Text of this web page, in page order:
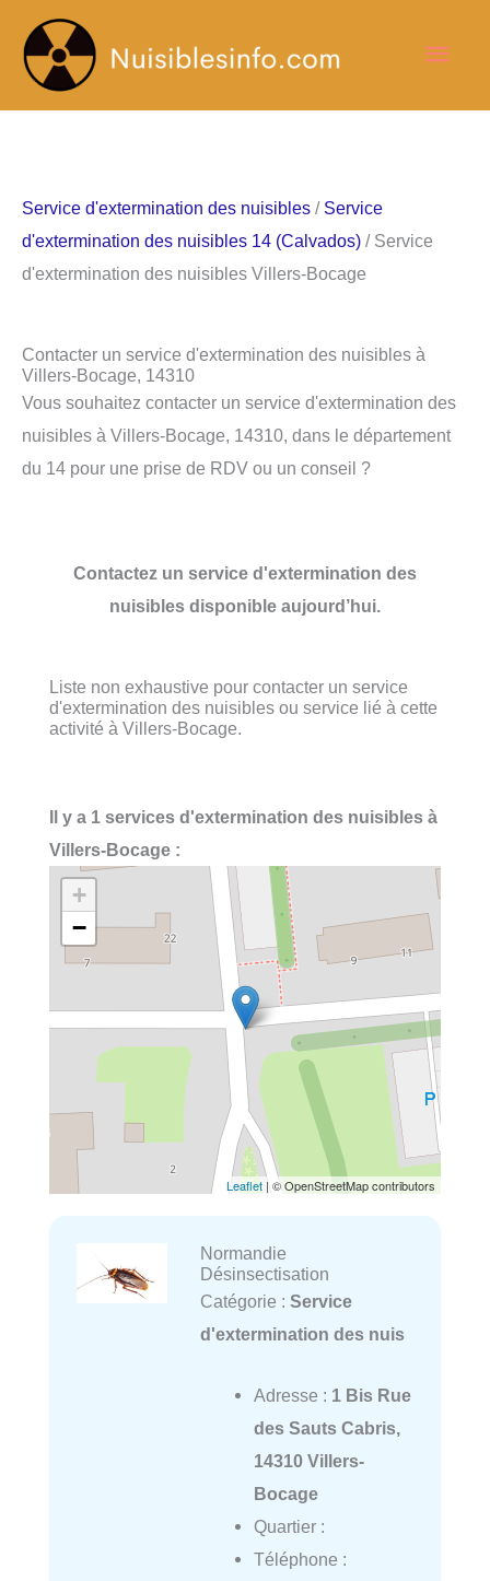
contenu
Service d'extermination des nuisibles / Service
d'extermination des nuisibles 14 (Calvados) / Service
d'extermination des nuisibles Villers-Bocage
Contacter un service d'extermination des nuisibles à
Villers-Bocage, 14310
Vous souhaitez contacter un service d'extermination des
nuisibles à Villers-Bocage, 14310, dans le département
du 14 pour une prise de RDV ou un conseil ?
Contactez un service d'extermination des
nuisibles disponible aujourd’hui.
Liste non exhaustive pour contacter un service
d'extermination des nuisibles ou service lié à cette
activité à Villers-Bocage.
Il y a 1 services d'extermination des nuisibles à
Villers-Bocage :
+
−
Leaflet | © OpenStreetMap contributors
Normandie
Désinsectisation
Catégorie : Service
d'extermination des nuis
Adresse : 1 Bis Rue
des Sauts Cabris,
14310 Villers-
Bocage
Quartier :
Téléphone :